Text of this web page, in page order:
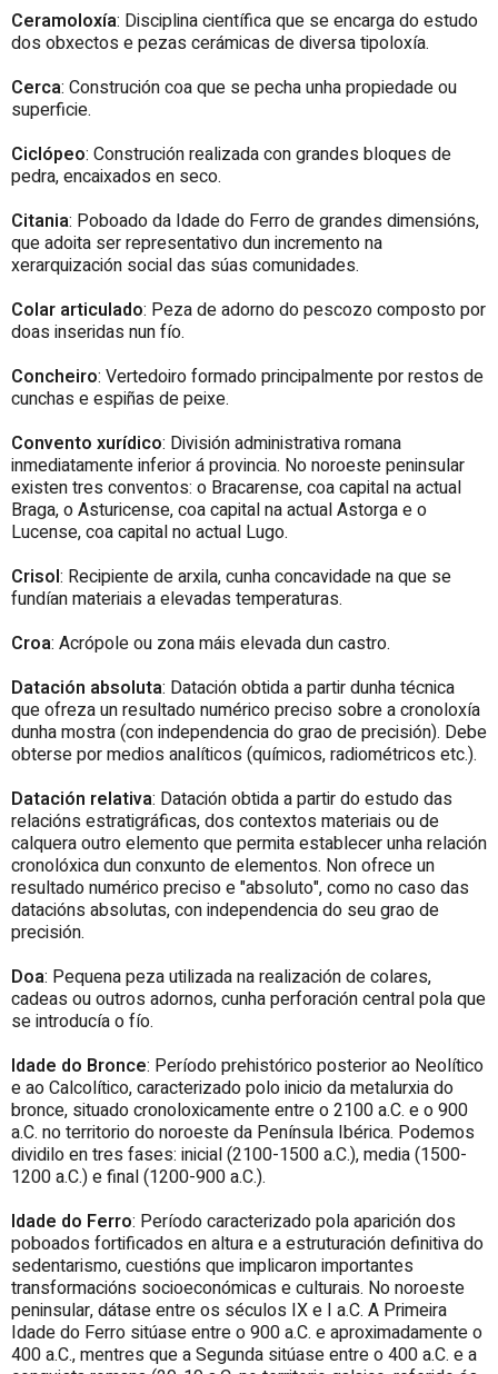
Ceramoloxía: Disciplina científica que se encarga do estudo
dos obxectos e pezas cerámicas de diversa tipoloxía.
Cerca: Construción coa que se pecha unha propiedade ou
superficie.
Ciclópeo: Construción realizada con grandes bloques de
pedra, encaixados en seco.
Citania: Poboado da Idade do Ferro de grandes dimensións,
que adoita ser representativo dun incremento na
xerarquización social das súas comunidades.
Colar articulado: Peza de adorno do pescozo composto por
doas inseridas nun fío.
Concheiro: Vertedoiro formado principalmente por restos de
cunchas e espiñas de peixe.
Convento xurídico: División administrativa romana
inmediatamente inferior á provincia. No noroeste peninsular
existen tres conventos: o Bracarense, coa capital na actual
Braga, o Asturicense, coa capital na actual Astorga e o
Lucense, coa capital no actual Lugo.
Crisol: Recipiente de arxila, cunha concavidade na que se
fundían materiais a elevadas temperaturas.
Croa: Acrópole ou zona máis elevada dun castro.
Datación absoluta: Datación obtida a partir dunha técnica
que ofreza un resultado numérico preciso sobre a cronoloxía
dunha mostra (con independencia do grao de precisión). Debe
obterse por medios analíticos (químicos, radiométricos etc.).
Datación relativa: Datación obtida a partir do estudo das
relacións estratigráficas, dos contextos materiais ou de
calquera outro elemento que permita establecer unha relación
cronolóxica dun conxunto de elementos. Non ofrece un
resultado numérico preciso e "absoluto", como no caso das
datacións absolutas, con independencia do seu grao de
precisión.
Doa: Pequena peza utilizada na realización de colares,
cadeas ou outros adornos, cunha perforación central pola que
se introducía o fío.
Idade do Bronce: Período prehistórico posterior ao Neolítico
e ao Calcolítico, caracterizado polo inicio da metalurxia do
bronce, situado cronoloxicamente entre o 2100 a.C. e o 900
a.C. no territorio do noroeste da Península Ibérica. Podemos
dividilo en tres fases: inicial (2100-1500 a.C.), media (1500-
1200 a.C.) e final (1200-900 a.C.).
Idade do Ferro: Período caracterizado pola aparición dos
poboados fortificados en altura e a estruturación definitiva do
sedentarismo, cuestións que implicaron importantes
transformacións socioeconómicas e culturais. No noroeste
peninsular, dátase entre os séculos IX e I a.C. A Primeira
Idade do Ferro sitúase entre o 900 a.C. e aproximadamente o
400 a.C., mentres que a Segunda sitúase entre o 400 a.C. e a